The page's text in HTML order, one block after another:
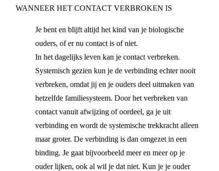
WANNEER HET CONTACT VERBROKEN IS
Je bent en blijft altijd het kind van je biologische
ouders, of er nu contact is of niet.
In het dagelijks leven kan je contact verbreken.
Systemisch gezien kun je de verbinding echter nooit
verbreken, omdat jij en je ouders deel uitmaken van
hetzelfde familiesysteem. Door het verbreken van
contact vanuit afwijzing of oordeel, ga je uit
verbinding en wordt de systemische trekkracht alleen
maar groter. De verbinding is dan omgezet in een
binding. Je gaat bijvoorbeeld meer en meer op je
ouder lijken, ook al wil je dat niet. Kun je je ouder